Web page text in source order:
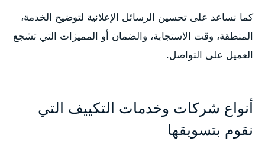
كما نساعد على تحسين الرسائل الإعلانية لتوضيح الخدمة،
المنطقة، وقت الاستجابة، والضمان أو المميزات التي تشجع
العميل على التواصل.
أنواع شركات وخدمات التكييف التي
نقوم بتسويقها